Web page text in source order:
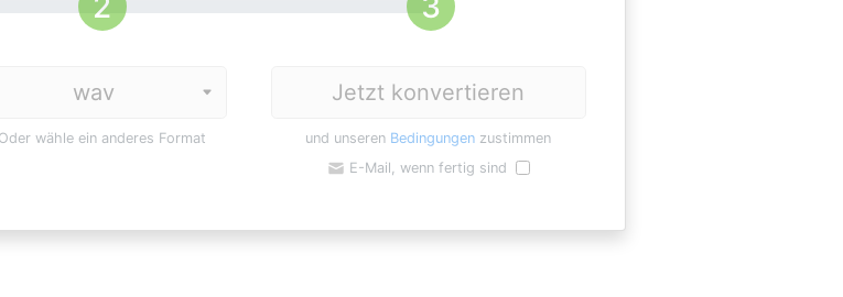
Oder wähle ein anderes Format
Jetzt konvertieren
und unseren Bedingungen zustimmen
E-Mail, wenn fertig sind